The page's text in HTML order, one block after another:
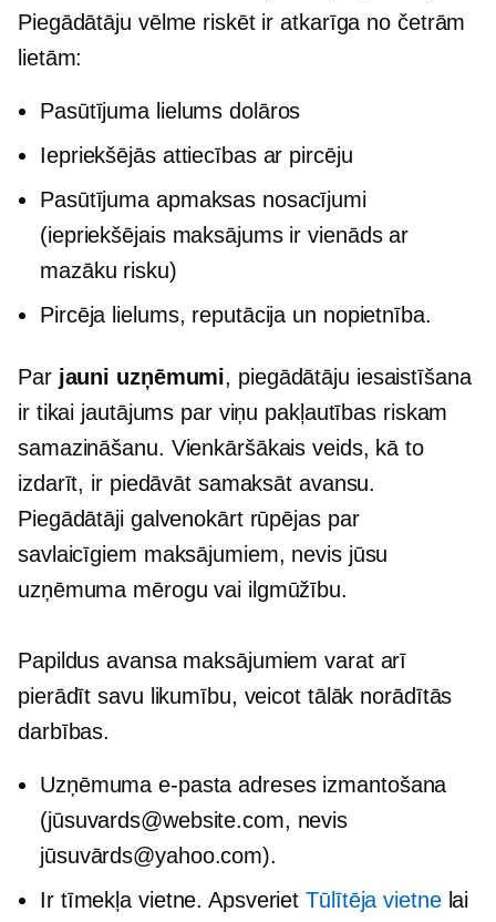
Piegādātāju vēlme riskēt ir atkarīga no četrām
lietām:
Pasūtījuma lielums dolāros
Iepriekšējās attiecības ar pircēju
Pasūtījuma apmaksas nosacījumi
(iepriekšējais maksājums ir vienāds ar
mazāku risku)
Pircēja lielums, reputācija un nopietnība.
Par jauni uzņēmumi, piegādātāju iesaistīšana
ir tikai jautājums par viņu pakļautības riskam
samazināšanu. Vienkāršākais veids, kā to
izdarīt, ir piedāvāt samaksāt avansu.
Piegādātāji galvenokārt rūpējas par
savlaicīgiem maksājumiem, nevis jūsu
uzņēmuma mērogu vai ilgmūžību.
Papildus avansa maksājumiem varat arī
pierādīt savu likumību, veicot tālāk norādītās
darbības.
Uzņēmuma e-pasta adreses izmantošana
(jūsuvards@website.com, nevis
jūsuvārds@yahoo.com).
Ir tīmekļa vietne. ApsverietTūlītēja vietnelai